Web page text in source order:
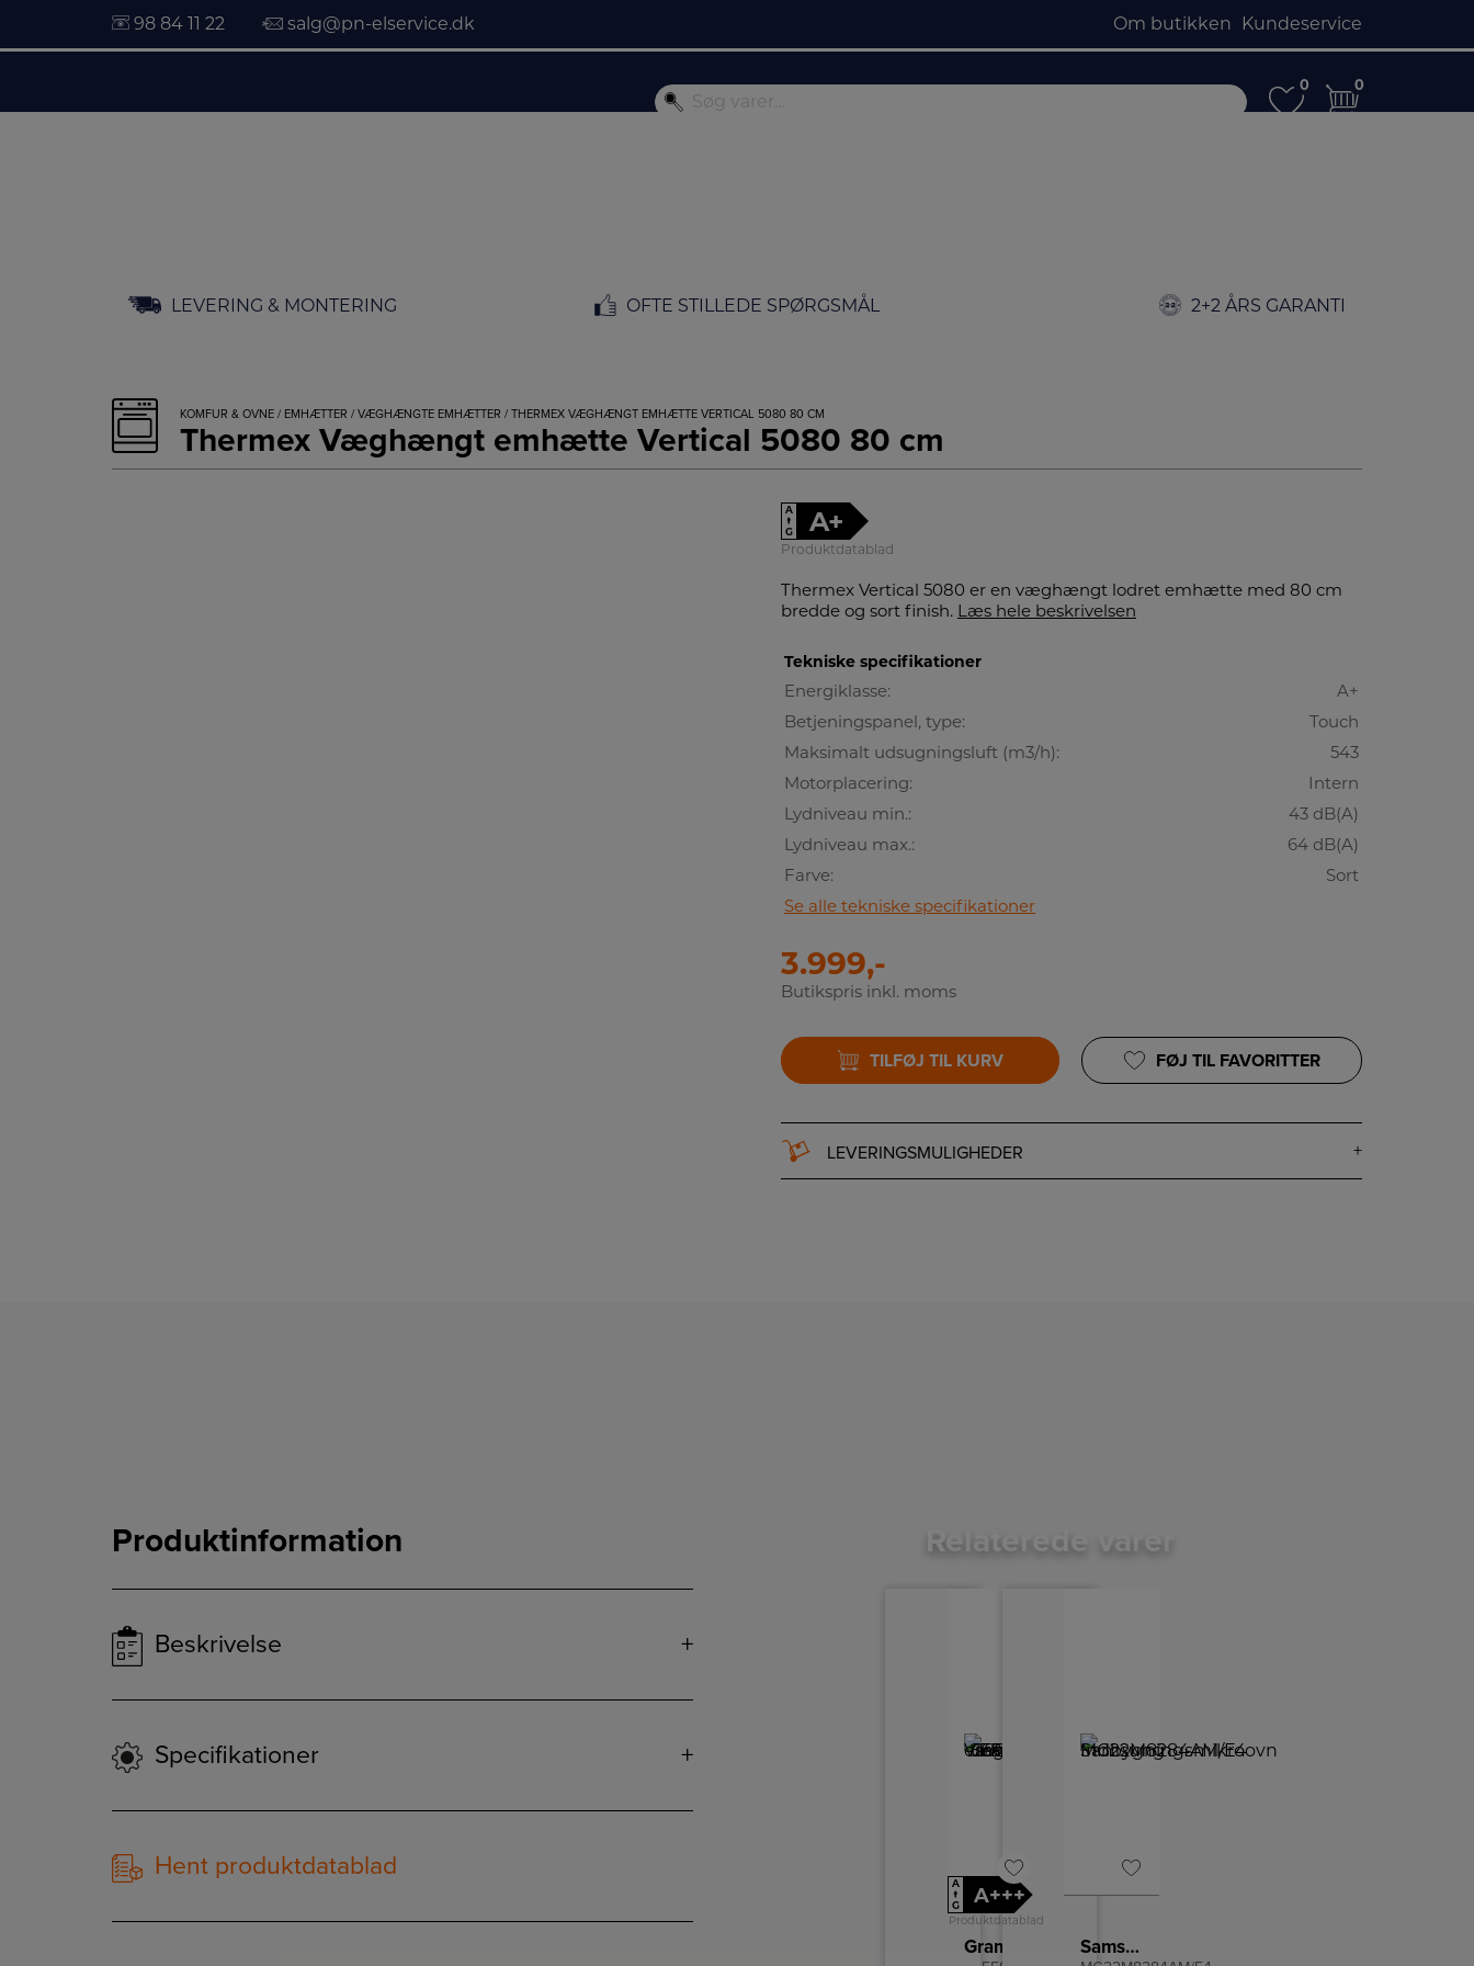
98 84 11 22 salg@pn-elservice.dk Om butikken Kundeservice
0
0 0
0
LEVERING & MONTERING OFTE STILLEDE SPØRGSMÅL 2+2 ÅRS GARANTI
KOMFUR & OVNE / EMHÆTTER / VÆGHÆNGTE EMHÆTTER / THERMEX VÆGHÆNGT EMHÆTTE VERTICAL 5080 80 CM
Thermex Væghængt emhætte Vertical 5080 80 cm
A
↑
G
A+
Produktdatablad
Thermex Vertical 5080 er en væghængt lodret emhætte med 80 cm
bredde og sort finish. Læs hele beskrivelsen
Tekniske specifikationer
Energiklasse:
A+
Betjeningspanel, type:
Touch
Maksimalt udsugningsluft (m3/h):
543
Motorplacering:
Intern
Lydniveau min.:
43 dB(A)
Lydniveau max.:
64 dB(A)
Farve:
Sort
Se alle tekniske specifikationer
3.999,-
Butikspris inkl. moms
TILFØJ TIL KURV FØJ TIL FAVORITTER
LEVERINGSMULIGHEDER
Produktinformation
Beskrivelse
Specifikationer
Hent produktdatablad
Relaterede varer
A
↑
G
A+++
Produktdatablad
Samsung Indbygningsmikroovn